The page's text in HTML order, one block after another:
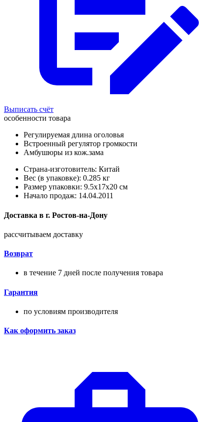
Выписать счёт
особенности товара
Регулируемая длина оголовья
Встроенный регулятор громкости
Амбушюры из кож.зама
Страна-изготовитель: Китай
Вес (в упаковке): 0.285 кг
Размер упаковки: 9.5x17x20 см
Начало продаж: 14.04.2011
Доставка в г. Ростов-на-Дону
рассчитываем доставку
Возврат
в течение 7 дней после получения товара
Гарантия
по условиям производителя
Как оформить заказ